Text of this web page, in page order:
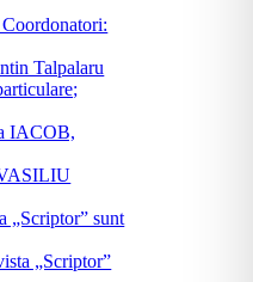
Talpalaru
IACOB,
„Scriptor” sunt
„Scriptor”